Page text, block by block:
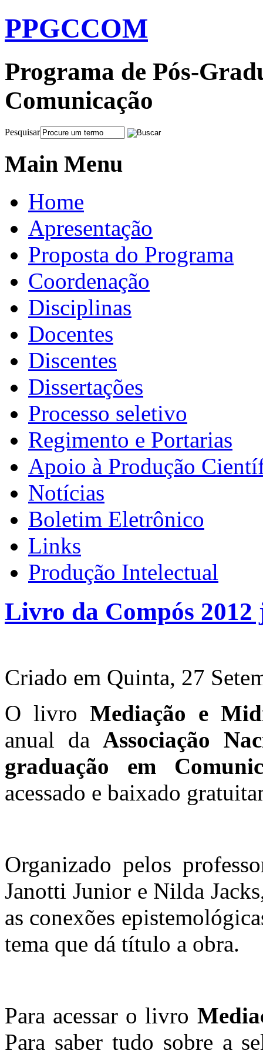
PPGCCOM
Programa de Pós-
Comunicação
Pesquisar
Main Menu
Home
Apresentação
Proposta do Programa
Coordenação
Disciplinas
Docentes
Discentes
Dissertações
Processo seletivo
Regimento e Portarias
Apoio à Produção
Notícias
Boletim Eletrônico
Links
Produção Intelectual
Livro da Compós 2012
Criado em Quinta, 27
O livro Mediação e
anual daAssociação
graduação em
acessado e baixado
Organizado pelos
Janotti Junior e Nilda
as conexões
tema que dá título a obra.
Para acessar o livro
Para saber tudo sobre a